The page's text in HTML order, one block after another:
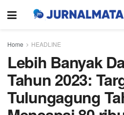
Home HEADLINE
Lebih Banyak
Tahun 2023:
Tulungagung